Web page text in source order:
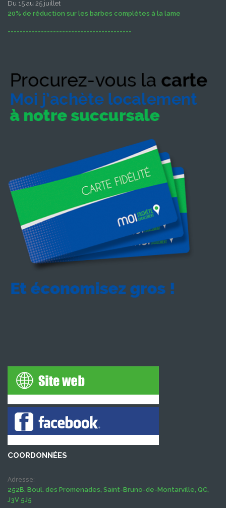
Du 15 au 25 juillet
20% de réduction sur les barbes complètes à la lame
-----------------------------------------
COORDONNÉES
Adresse:
252B, Boul. des Promenades, Saint-Bruno-de-Montarville, QC,
J3V 5J5